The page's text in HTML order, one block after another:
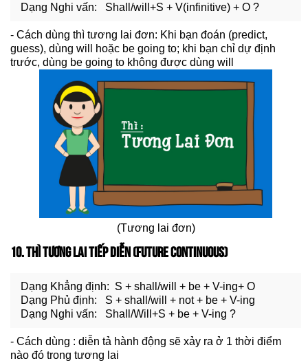
Dạng Nghi vấn: Shall/will+S + V(infinitive) + O ?
- Cách dùng thì tương lai đơn: Khi bạn đoán (predict,
guess), dùng will hoặc be going to; khi bạn chỉ dự định
trước, dùng be going to không được dùng will
(Tương lai đơn)
10. THÌ TƯƠNG LAI TIẾP DIỄN (FUTURE CONTINUOUS)
Dạng Khẳng định: S + shall/will + be + V-ing+ O
Dạng Phủ định: S + shall/will + not + be + V-ing
Dạng Nghi vấn: Shall/Will+S + be + V-ing ?
- Cách dùng : diễn tả hành động sẽ xảy ra ở 1 thời điểm
nào đó trong tương lai